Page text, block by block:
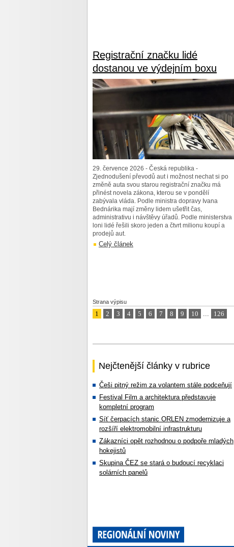
Registrační značku lidé
dostanou ve výdejním boxu
29. července 2026 - Česká republika -
Zjednodušení převodů aut i možnost nechat si po
změně auta svou starou registrační značku má
přinést novela zákona, kterou se v pondělí
zabývala vláda. Podle ministra dopravy Ivana
Bednárika mají změny lidem ušetřit čas,
administrativu i návštěvy úřadů. Podle ministerstva
loni lidé řešili skoro jeden a čtvrt milionu koupí a
prodejů aut.
Celý článek
Strana výpisu
1 2 3 4 5 6 7 8 9 10 ... 126
Nejčtenější články v rubrice
Češi pitný režim za volantem stále podceňují
Festival Film a architektura představuje
kompletní program
Síť čerpacích stanic ORLEN zmodernizuje a
rozšíří elektromobilní infrastrukturu
Zákazníci opět rozhodnou o podpoře mladých
hokejistů
Skupina ČEZ se stará o budoucí recyklaci
solárních panelů